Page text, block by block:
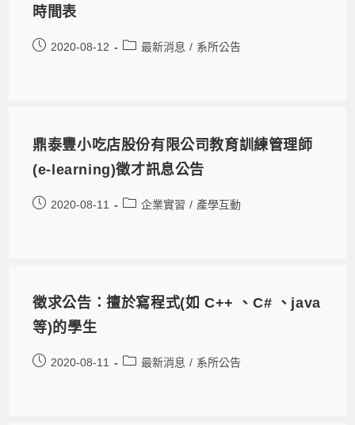
時間表
2020-08-12 最新消息 / 系所公告
鼎泰豐小吃店股份有限公司教育訓練管理師
(e-learning)徵才訊息公告
2020-08-11 企業實習 / 產學互動
徵求公告：擅於寫程式(如 C++ 、C# 、java
等)的學生
2020-08-11 最新消息 / 系所公告